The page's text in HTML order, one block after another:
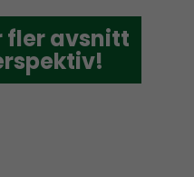
fler avsnitt
fler avsnitt